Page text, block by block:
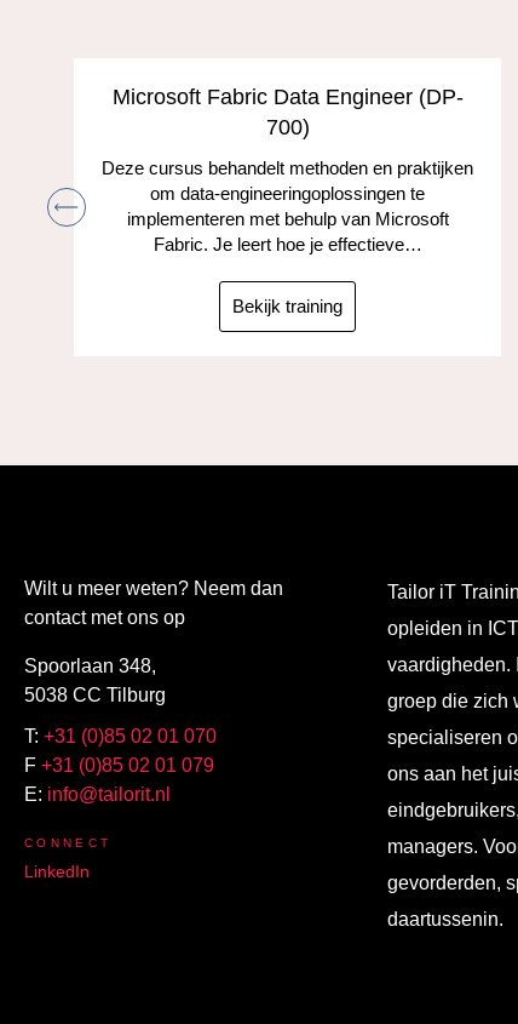
Microsoft Fabric Data Engineer (DP-
700)
Deze cursus behandelt methoden en praktijken
om data-engineeringoplossingen te
implementeren met behulp van Microsoft
Fabric. Je leert hoe je effectieve…
Bekijk training
Wilt u meer weten? Neem dan
contact met ons op
Spoorlaan 348,
5038 CC Tilburg
T: +31 (0)85 02 01 070
F +31 (0)85 02 01 079
E: info@tailorit.nl
CONNECT
LinkedIn
Tailor iT
opleiden in
vaardigheden.
groep die zich
specialiseren
ons aan het
managers.
gevorderden,
daartussenin.